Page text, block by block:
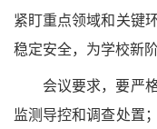
紧盯重点领域和关键
稳定安全，为学校新
会议要求，要严
监测导控和调查处置